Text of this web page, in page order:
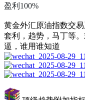
盈利100%
黄金外汇原油指数交
套利，趋势，马丁等
逼，谁用谁知道